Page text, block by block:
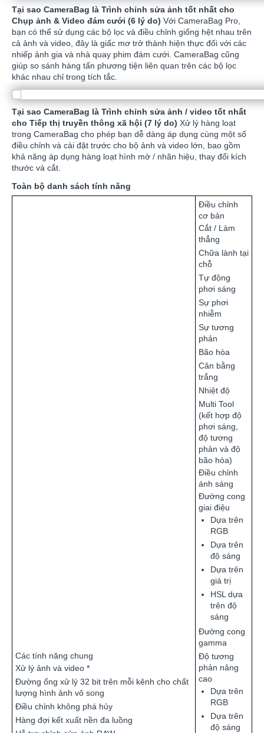
Tại sao CameraBag là Trình chỉnh sửa ảnh tốt nhất cho
Chụp ảnh & Video đám cưới (6 lý do) Với CameraBag Pro,
bạn có thể sử dụng các bộ lọc và điều chỉnh giống hệt nhau trên
cả ảnh và video, đây là giấc mơ trở thành hiện thực đối với các
nhiếp ảnh gia và nhà quay phim đám cưới. CameraBag cũng
giúp so sánh hàng tấn phương tiện liên quan trên các bộ lọc
khác nhau chỉ trong tích tắc.
Tại sao CameraBag là Trình chỉnh sửa ảnh / video tốt nhất
cho Tiếp thị truyền thông xã hội (7 lý do) Xử lý hàng loạt
trong CameraBag cho phép bạn dễ dàng áp dụng cùng một số
điều chỉnh và cài đặt trước cho bộ ảnh và video lớn, bao gồm
khả năng áp dụng hàng loạt hình mờ / nhãn hiệu, thay đổi kích
thước và cắt.
Toàn bộ danh sách tính năng
Các tính năng chung
Xử lý ảnh và video *
Đường ống xử lý 32 bit trên mỗi kênh cho chất
lượng hình ảnh vô song
Điều chỉnh không phá hủy
Hàng đợi kết xuất nền đa luồng
Điều chỉnh
cơ bản
Cắt / Làm
thẳng
Chữa lành tại
chỗ
Tự động
phơi sáng
Sự phơi
nhiễm
Sự tương
phản
Bão hòa
Cân bằng
trắng
Nhiệt độ
Multi Tool
(kết hợp độ
phơi sáng,
độ tương
phản và độ
bão hòa)
Điều chỉnh
ánh sáng
Đường cong
giai điệu
Dựa trên
RGB
Dựa trên
độ sáng
Dựa trên
giá trị
HSL dựa
trên độ
sáng
Đường cong
gamma
Độ tương
phản nâng
cao
Dựa trên
RGB
Dựa trên
độ sáng